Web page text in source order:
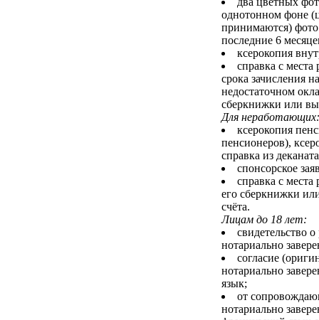
однотонном фоне
принимаются)
последние 6
ксерокопия
справка с
срока зачисления
недостаточном
сберкнижки или
Для неработающих:
ксерокопия
пенсионеров),
справка из
спонсорское
справка с
его сберкнижки
счёта.
Лицам до 18 лет:
свидетельство
нотариально
согласие
нотариально
язык;
от
нотариально